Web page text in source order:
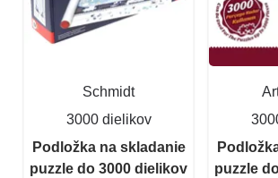
Schmidt
3000 dielikov
Podložka na skladanie
puzzle do 3000 dielikov
puzzle